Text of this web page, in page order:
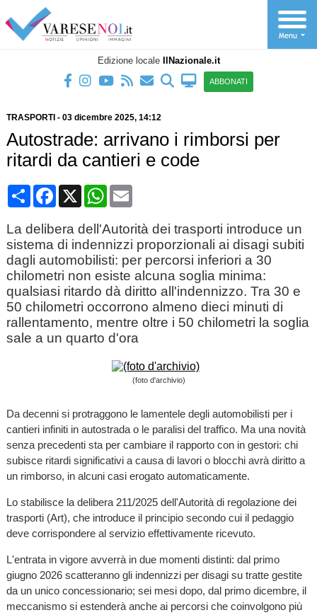
Edizione locale IlNazionale.it
ABBONATI
TRASPORTI - 03 dicembre 2025, 14:12
Autostrade: arrivano i rimborsi per
ritardi da cantieri e code
CondividiFacebook
X WhatsApp
Email
La delibera dell'Autorità dei trasporti introduce un
sistema di indennizzi proporzionali ai disagi subiti
dagli automobilisti: per percorsi inferiori a 30
chilometri non esiste alcuna soglia minima:
qualsiasi ritardo dà diritto all'indennizzo. Tra 30 e
50 chilometri occorrono almeno dieci minuti di
rallentamento, mentre oltre i 50 chilometri la soglia
sale a un quarto d'ora
(foto d'archivio)
Da decenni si protraggono le lamentele degli automobilisti per i
cantieri infiniti in autostrada o le paralisi del traffico. Ma una novità
senza precedenti sta per cambiare il rapporto con in gestori: chi
subisce ritardi significativi a causa di lavori o blocchi avrà diritto a
un rimborso, in alcuni casi erogato automaticamente.
Lo stabilisce la delibera 211/2025 dell'Autorità di regolazione dei
trasporti (Art), che introduce il principio secondo cui il pedaggio
deve corrispondere al servizio effettivamente ricevuto.
L'entrata in vigore avverrà in due momenti distinti: dal primo
giugno 2026 scatteranno gli indennizzi per disagi su tratte gestite
da un unico concessionario; sei mesi dopo, dal primo dicembre, il
meccanismo si estenderà anche ai percorsi che coinvolgono più